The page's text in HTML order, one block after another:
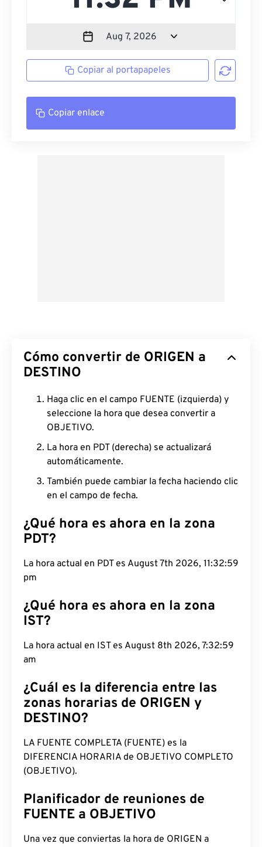
Copiar al portapapeles
Copiar enlace
Cómo convertir de ORIGEN a
DESTINO
Haga clic en el campo FUENTE (izquierda) y
seleccione la hora que desea convertir a
OBJETIVO.
La hora en PDT (derecha) se actualizará
automáticamente.
También puede cambiar la fecha haciendo clic
en el campo de fecha.
¿Qué hora es ahora en la zona
PDT?
La hora actual en PDT es August 7th 2026, 11:33:00
pm
¿Qué hora es ahora en la zona
IST?
La hora actual en IST es August 8th 2026, 7:33:00
am
¿Cuál es la diferencia entre las
zonas horarias de ORIGEN y
DESTINO?
LA FUENTE COMPLETA (FUENTE) es la
DIFERENCIA HORARIA de OBJETIVO COMPLETO
(OBJETIVO).
Planificador de reuniones de
FUENTE a OBJETIVO
Una vez que conviertas la hora de ORIGEN a